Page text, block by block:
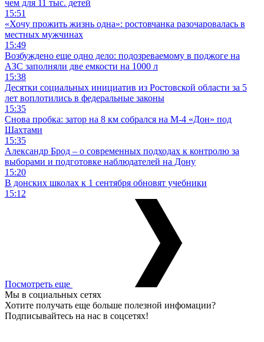
чем для 11 тыс. детей
15:51
«Хочу прожить жизнь одна»: ростовчанка разочаровалась в
местных мужчинах
15:49
Возбуждено еще одно дело: подозреваемому в поджоге на
АЗС заполняли две емкости на 1000 л
15:38
Десятки социальных инициатив из Ростовской области за 5
лет воплотились в федеральные законы
15:35
Снова пробка: затор на 8 км собрался на М-4 «Дон» под
Шахтами
15:35
Александр Брод – о современных подходах к контролю за
выборами и подготовке наблюдателей на Дону
15:20
В донских школах к 1 сентября обновят учебники
15:12
Посмотреть еще
Мы в социальных сетях
Хотите получать еще больше полезной инфомации?
Подписывайтесь на нас в соцсетях!